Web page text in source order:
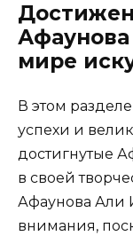
мире
В этом
успехи и
достигнутые
в своей
Афаунова Али
внимания,